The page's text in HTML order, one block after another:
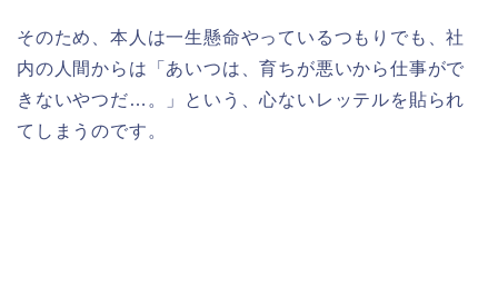
そのため、本人は一生懸命やっているつもりでも、社
内の人間からは「あいつは、育ちが悪いから仕事がで
きないやつだ…。」という、心ないレッテルを貼られ
てしまうのです。